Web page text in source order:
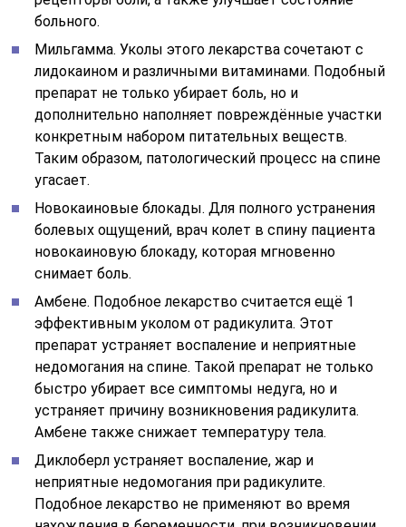
больного.
Мильгамма. Уколы этого лекарства сочетают с
лидокаином и различными витаминами. Подобный
препарат не только убирает боль, но и
дополнительно наполняет повреждённые участки
конкретным набором питательных веществ.
Таким образом, патологический процесс на спине
угасает.
Новокаиновые блокады. Для полного устранения
болевых ощущений, врач колет в спину пациента
новокаиновую блокаду, которая мгновенно
снимает боль.
Амбене. Подобное лекарство считается ещё 1
эффективным уколом от радикулита. Этот
препарат устраняет воспаление и неприятные
недомогания на спине. Такой препарат не только
быстро убирает все симптомы недуга, но и
устраняет причину возникновения радикулита.
Амбене также снижает температуру тела.
Диклоберл устраняет воспаление, жар и
неприятные недомогания при радикулите.
Подобное лекарство не применяют во время